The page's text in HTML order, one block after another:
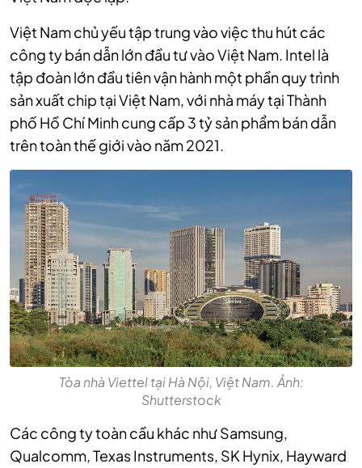
Việt Nam chủ yếu tập trung vào việc thu hút các
công ty bán dẫn lớn đầu tư vào Việt Nam. Intel là
tập đoàn lớn đầu tiên vận hành một phần quy trình
sản xuất chip tại Việt Nam, với nhà máy tại Thành
phố Hồ Chí Minh cung cấp 3 tỷ sản phẩm bán dẫn
trên toàn thế giới vào năm 2021.
Tòa nhà Viettel tại Hà Nội, Việt Nam. Ảnh:
Shutterstock
Các công ty toàn cầu khác như Samsung,
Qualcomm, Texas Instruments, SK Hynix, Hayward